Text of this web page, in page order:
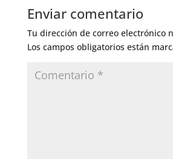
Enviar comentario
Tu dirección de correo electrónico
Los campos obligatorios están